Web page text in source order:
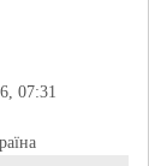
07:31